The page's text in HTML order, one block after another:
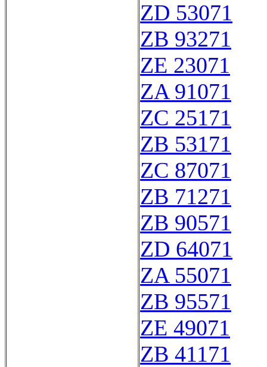
ZD 53071
ZB 93271
ZE 23071
ZA 91071
ZC 25171
ZB 53171
ZC 87071
ZB 71271
ZB 90571
ZD 64071
ZA 55071
ZB 95571
ZE 49071
ZB 41171